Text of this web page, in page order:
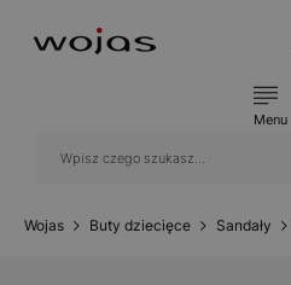
Menu
Wojas Buty dziecięce Sandały